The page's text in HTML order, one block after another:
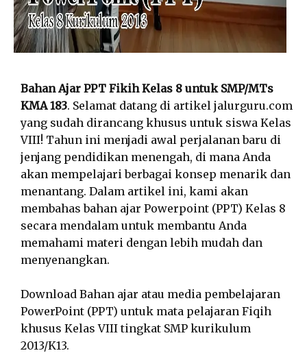
Bahan Ajar PPT Fikih Kelas 8 untuk SMP/MTs
KMA 183. Selamat datang di artikel jalurguru.com
yang sudah dirancang khusus untuk siswa Kelas
VIII! Tahun ini menjadi awal perjalanan baru di
jenjang pendidikan menengah, di mana Anda
akan mempelajari berbagai konsep menarik dan
menantang. Dalam artikel ini, kami akan
membahas bahan ajar Powerpoint (PPT) Kelas 8
secara mendalam untuk membantu Anda
memahami materi dengan lebih mudah dan
menyenangkan.
Download Bahan ajar atau media pembelajaran
PowerPoint (PPT) untuk mata pelajaran Fiqih
khusus Kelas VIII tingkat SMP kurikulum
2013/K13.